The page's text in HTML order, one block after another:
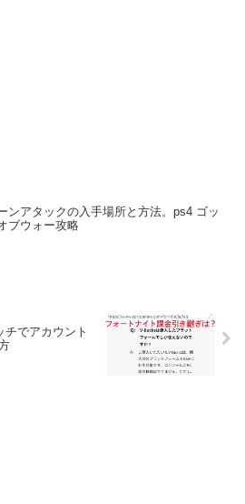
ンアタックの入手場所と方法。ps4 ゴッ
ブウォー攻略
チでアカウント